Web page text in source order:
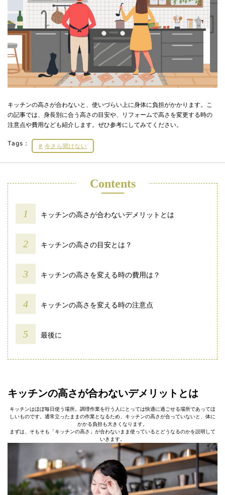
キッチンの高さが合わないと、使いづらい上に身体に負担がかかります。こ
の記事では、身長別に合う高さの目安や、リフォームで高さを変更する時の
注意点や費用なども紹介します。ぜひ参考にしてみてください。
Tags： 今さら聞けない
Contents
キッチンの高さが合わないデメリットとは
キッチンの高さの目安とは？
キッチンの高さを変える時の費用は？
キッチンの高さを変える時の注意点
最後に
キッチンの高さが合わないデメリットとは
キッチンはほぼ毎日使う場所。調理作業を行う人にとっては快適に過ごせる場所であってほ
しいものです。通常立ったままの作業となるため、キッチンの高さが合っていないと、体に
かかる負担も大きくなります。
まずは、そもそも「キッチンの高さ」が合わないまま使っているとどうなるのかを説明して
いきます。